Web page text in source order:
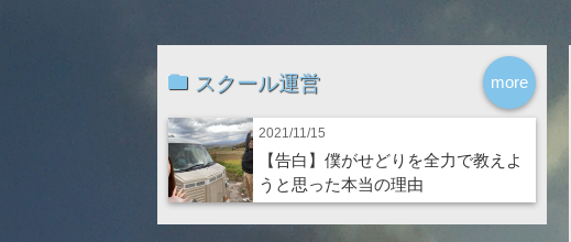
more
スクール運営
2021/11/15
【告白】僕がせどりを全力で教えよ
うと思った本当の理由